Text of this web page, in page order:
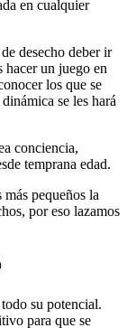
en cualquier
desecho deber ir
hacer un juego en
los que se
se les hará
conciencia,
temprana edad.
pequeños la
por eso lazamos
su potencial.
para que se